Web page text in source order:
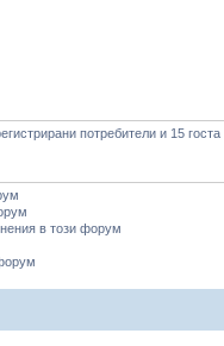
потребители и 15 госта
в този форум